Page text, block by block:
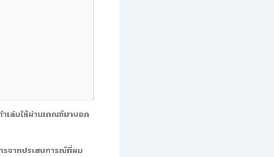
เล่มให้ผ่านเกณฑ์มาบอก
รจากประสบการณ์ที่ผม